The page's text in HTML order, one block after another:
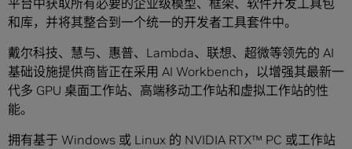
平台中获取所有必要的企业级模型、框架、软件开发工具包
和库，并将其整合到一个统一的开发者工具套件中。
戴尔科技、慧与、惠普、Lambda、联想、超微等领先的 AI
基础设施提供商皆正在采用 AI Workbench，以增强其最新一
代多 GPU 桌面工作站、高端移动工作站和虚拟工作站的性
能。
拥有基于 Windows 或 Linux 的 NVIDIA RTX™ PC 或工作站